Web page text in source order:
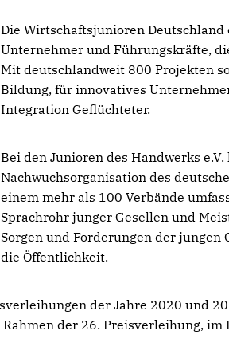
Die Wirtschaftsjunioren Deutschland
Unternehmer und Führungskräfte,
Mit deutschlandweit 800 Projekten
Bildung, für innovatives
Integration Geflüchteter.
Bei den Junioren des Handwerks
Nachwuchsorganisation des
einem mehr als 100 Verbände
Sprachrohr junger Gesellen und
Sorgen und Forderungen der
die Öffentlichkeit.
der Jahre 2020 und
der 26. Preisverleihung, im